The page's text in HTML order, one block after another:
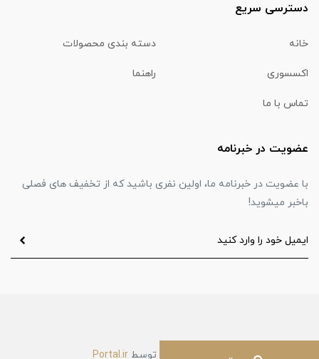
دسترسی سریع
خانه دسته بندی محصولات
اکسسوری راهنما
تماس با ما
عضویت در خبرنامه
با عضویت در خبرنامه ما، اولین نفری باشید که از تخفیف های فصلی
باخبر میشوید!
ساخت فروشگاه توسط Portal.ir